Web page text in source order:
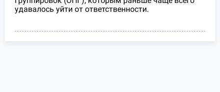
удавалось уйти от ответственности.